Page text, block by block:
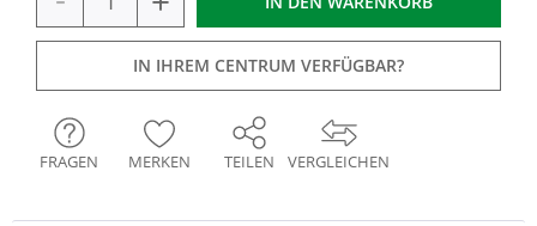
IN IHREM CENTRUM VERFÜGBAR?
VERGLEICHEN
FRAGEN MERKEN TEILEN